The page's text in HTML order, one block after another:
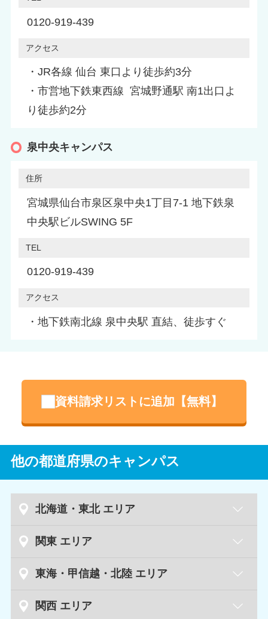
0120-919-439
アクセス
・JR各線 仙台 東口より徒歩約3分
・市営地下鉄東西線 宮城野通駅 南1出口よ
り徒歩約2分
泉中央キャンパス
住所
宮城県仙台市泉区泉中央1丁目7-1 地下鉄泉
中央駅ビルSWING 5F
TEL
0120-919-439
アクセス
・地下鉄南北線 泉中央駅 直結、徒歩すぐ
資料請求リストに追加【無料】
他の都道府県のキャンパス
北海道・東北 エリア
北海道
札幌キャンパス
新札幌キャンパス
青森県
関東 エリア
茨城県
水戸キャンパス
東海・甲信越・北陸 エリア
新潟県
新潟キャンパス
関西 エリア